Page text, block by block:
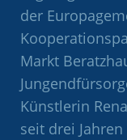
der
Markt
Künstlerin
seit drei